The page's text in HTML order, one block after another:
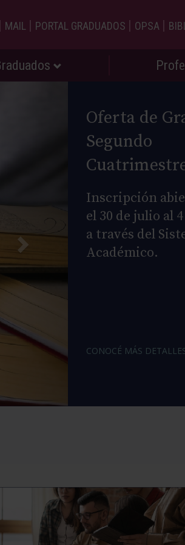
| MAIL | PORTAL GRADUADOS | OPSA |
Oferta de
Segundo
Inscripción
el 30 de julio al
a través del
Académico.
CONOCÉ MÁS